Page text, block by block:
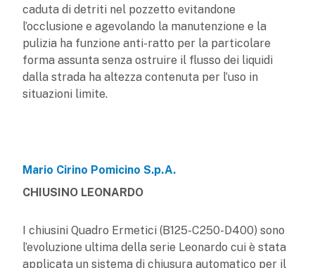
caduta di detriti nel pozzetto evitandone
l’occlusione e agevolando la manutenzione e la
pulizia ha funzione anti-ratto per la particolare
forma assunta senza ostruire il flusso dei liquidi
dalla strada ha altezza contenuta per l’uso in
situazioni limite.
Mario Cirino Pomicino S.p.A.
CHIUSINO LEONARDO
I chiusini Quadro Ermetici (B125-C250-D400) sono
l’evoluzione ultima della serie Leonardo cui è stata
applicata un sistema di chiusura automatico per il